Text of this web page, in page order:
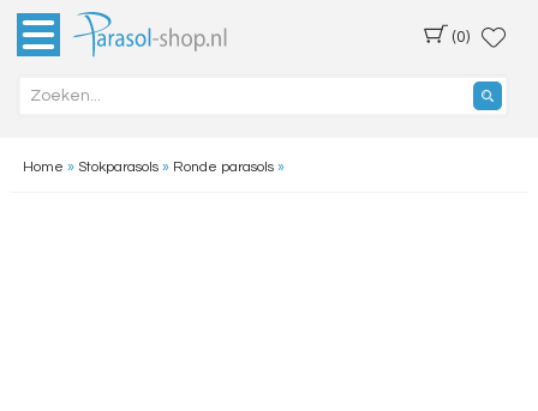
(0)
Home » Stokparasols» Ronde parasols»